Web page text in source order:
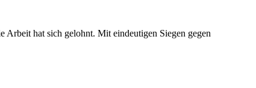
Arbeit hat sich gelohnt. Mit eindeutigen Siegen gegen